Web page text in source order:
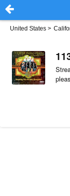
United States >